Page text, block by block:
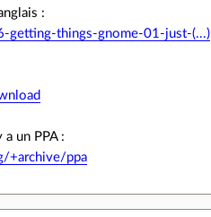
:
getting-things-gnome-01-just-(...)
un PPA :
+archive/ppa